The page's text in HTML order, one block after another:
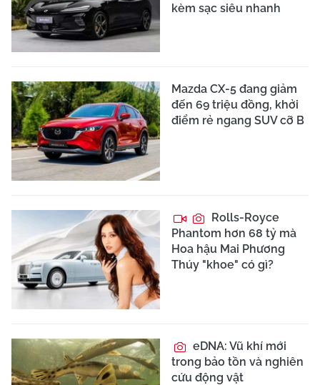
kèm sạc siêu nhanh
Mazda CX-5 đang giảm
đến 69 triệu đồng, khởi
điểm rẻ ngang SUV cỡ B
Rolls-Royce
Phantom hơn 68 tỷ mà
Hoa hậu Mai Phương
Thúy "khoe" có gì?
eDNA: Vũ khí mới
trong bảo tồn và nghiên
cứu động vật